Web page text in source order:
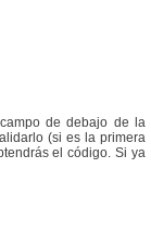
de debajo de la
(si es la primera
el código. Si ya